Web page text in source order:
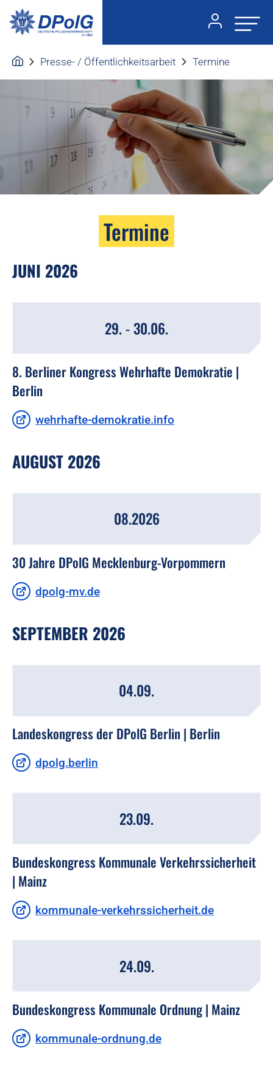
Presse- / Öffentlichkeitsarbeit Termine
Termine
JUNI 2026
29. - 30.06.
8. Berliner Kongress Wehrhafte Demokratie |
Berlin
wehrhafte-demokratie.info
AUGUST 2026
08.2026
30 Jahre DPolG Mecklenburg-Vorpommern
dpolg-mv.de
SEPTEMBER 2026
04.09.
Landeskongress der DPolG Berlin | Berlin
dpolg.berlin
23.09.
Bundeskongress Kommunale Verkehrssicherheit
| Mainz
kommunale-verkehrssicherheit.de
24.09.
Bundeskongress Kommunale Ordnung | Mainz
kommunale-ordnung.de